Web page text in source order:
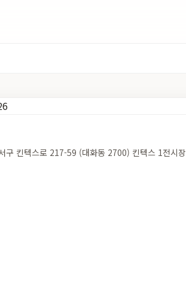
구 킨텍스로 217-59 (대화동 2700) 킨텍스 1전시장